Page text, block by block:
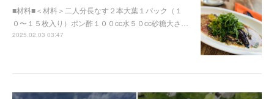
■材料■＜材料＞二人分長なす２本大葉１パック（１
０〜１５枚入り）ポン酢１００cc水５０cc砂糖大さ…
2025.02.03 03:47